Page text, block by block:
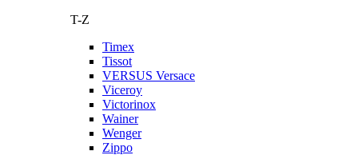
T-Z
Timex
Tissot
VERSUS Versace
Viceroy
Victorinox
Wainer
Wenger
Zippo